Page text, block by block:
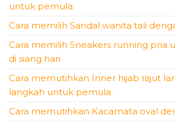
untuk pemula.
Cara memilih Sandal wanita tali
Cara memilih Sneakers running pria
di siang hari
Cara memutihkan Inner hijab rajut
langkah untuk pemula.
Cara memutihkan Kacamata oval